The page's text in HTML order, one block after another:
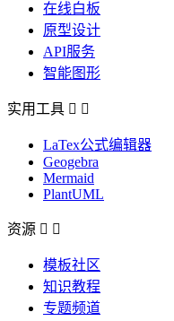
在线白板
原型设计
API服务
智能图形
实用工具  
LaTex公式编辑器
Geogebra
Mermaid
PlantUML
资源  
模板社区
知识教程
专题频道